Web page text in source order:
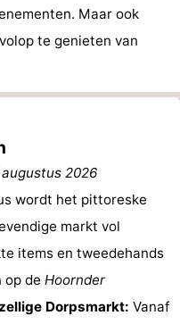
Maar ook
te genieten van
2026
wordt het pittoreske
markt vol
items en tweedehands
op de Hoornder
Dorpsmarkt: Vanaf